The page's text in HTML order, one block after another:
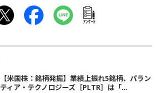
ｱﾝｹｰﾄ
【米国株：銘柄発掘】業績上振れ5銘柄、パラン
ティア・テクノロジーズ［PLTR］は「...